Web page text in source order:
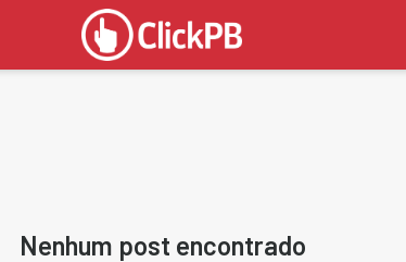
Nenhum post encontrado